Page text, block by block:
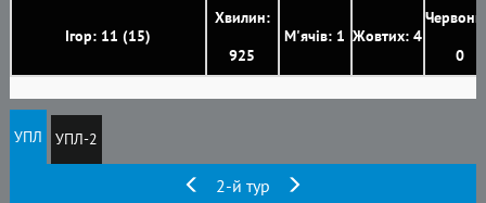
Ігор: 11 (15)
Хвилин:
925
М'ячів: 1 Жовтих: 4
0
УПЛ УПЛ-2
2-й тур